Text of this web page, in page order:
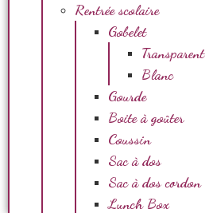
Rentrée scolaire
Gobelet
Transparent
Blanc
Gourde
Boite à goûter
Coussin
Sac à dos
Sac à dos cordon
Lunch Box